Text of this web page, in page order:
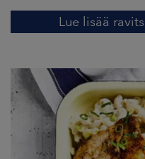
Lue lisää